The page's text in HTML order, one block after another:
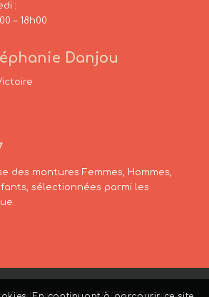
:
– 18h00
Danjou
des montures Femmes, Hommes,
sélectionnées parmi les
Stéphanie Danjou – 2007/2022 – Designed